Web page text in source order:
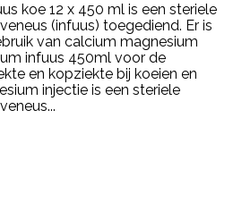
koe 12 x 450 ml is een steriele
(infuus) toegediend. Er is
van calcium magnesium
infuus 450ml voor de
en kopziekte bij koeien en
injectie is een steriele